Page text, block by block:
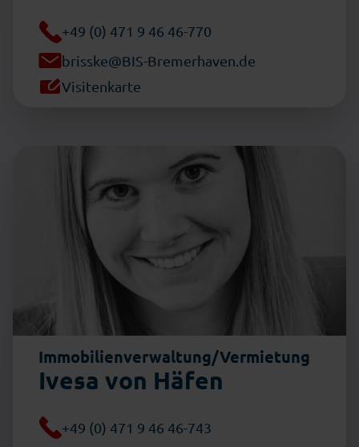
+49 (0) 471 9 46 46-770
brisske@BIS-Bremerhaven.de
Visitenkarte
Immobilienverwaltung/Vermietung
Ivesa von Häfen
+49 (0) 471 9 46 46-743